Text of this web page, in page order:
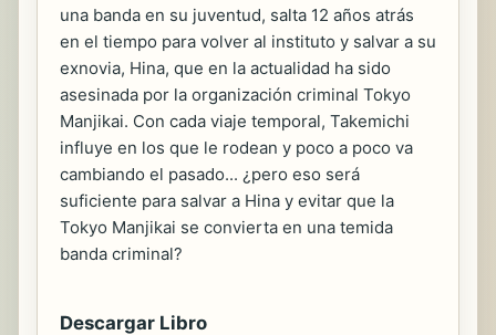
una banda en su juventud, salta 12 años atrás
en el tiempo para volver al instituto y salvar a su
exnovia, Hina, que en la actualidad ha sido
asesinada por la organización criminal Tokyo
Manjikai. Con cada viaje temporal, Takemichi
influye en los que le rodean y poco a poco va
cambiando el pasado... ¿pero eso será
suficiente para salvar a Hina y evitar que la
Tokyo Manjikai se convierta en una temida
banda criminal?
Descargar Libro